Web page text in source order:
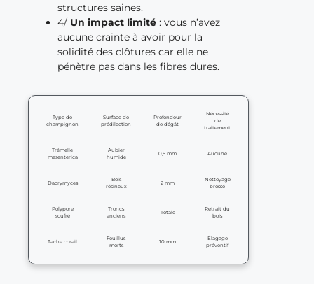
structures saines.
4/ Un impact limité : vous n’avez
aucune crainte à avoir pour la
solidité des clôtures car elle ne
pénètre pas dans les fibres dures.
Type de
champignon
Surface de
prédilection
Profondeur
de dégât
Nécessité
de
traitement
Trémelle
mesenterica
Aubier
humide
0,5 mm Aucune
Dacrymyces
Bois
résineux
2 mm
Nettoyage
brossé
Polypore
soufré
Troncs
anciens
Totale
Retrait du
bois
Tache corail
Feuillus
morts
10 mm
Élagage
préventif